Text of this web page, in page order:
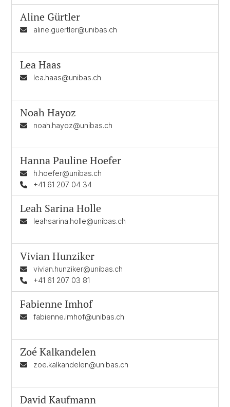
Aline Gürtler
aline.guertler@unibas.ch
Lea Haas
lea.haas@unibas.ch
Noah Hayoz
noah.hayoz@unibas.ch
Hanna Pauline Hoefer
h.hoefer@unibas.ch
+41 61 207 04 34
Leah Sarina Holle
leahsarina.holle@unibas.ch
Vivian Hunziker
vivian.hunziker@unibas.ch
+41 61 207 03 81
Fabienne Imhof
fabienne.imhof@unibas.ch
Zoé Kalkandelen
zoe.kalkandelen@unibas.ch
David Kaufmann